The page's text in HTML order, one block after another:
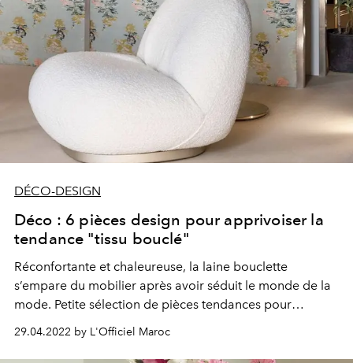
DÉCO-DESIGN
Déco : 6 pièces design pour apprivoiser la
tendance "tissu bouclé"
Réconfortante et chaleureuse, la laine bouclette
s’empare du mobilier après avoir séduit le monde de la
mode. Petite sélection de pièces tendances pour
apporter une touche douceur à tous les intérieurs.
29.04.2022 by L'Officiel Maroc